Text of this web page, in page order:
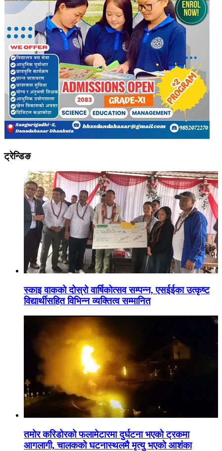
ट्रेन्डिङ
स्काइ वाकको दोस्रो वार्षिकोत्सव सम्पन्न, एसईईका उत्कृष्ट
विद्यार्थीसहित विभिन्न व्यक्तित्व सम्मानित
तमोर करिडोरको फलामेटारमा दुर्घटना भएको ट्रकमा
आगलागी, चालकको घटनास्थलमै मृत्यु भएको आशंका